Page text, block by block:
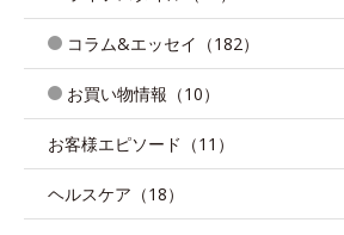
コラム&エッセイ（182）
お買い物情報（10）
お客様エピソード（11）
ヘルスケア（18）